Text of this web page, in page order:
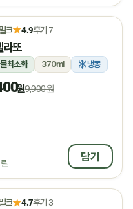
크★4.9후기 7
라또
최소화 370ml 냉동
원9,900원
담기
크★4.7후기 3